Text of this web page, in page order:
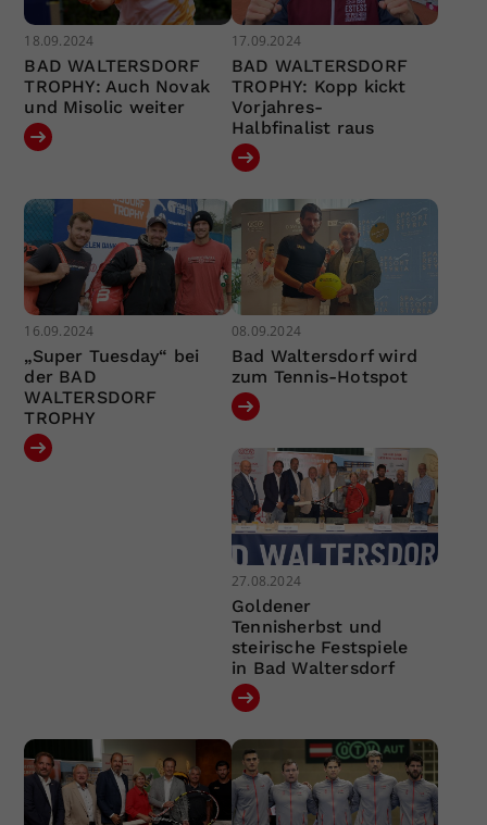
18.09.2024
BAD WALTERSDORF
TROPHY: Auch Novak
und Misolic weiter
17.09.2024
BAD WALTERSDORF
TROPHY: Kopp kickt
Vorjahres-
Halbfinalist raus
16.09.2024
„Super Tuesday“ bei
der BAD
WALTERSDORF
TROPHY
08.09.2024
Bad Waltersdorf wird
zum Tennis-Hotspot
27.08.2024
Goldener
Tennisherbst und
steirische Festspiele
in Bad Waltersdorf